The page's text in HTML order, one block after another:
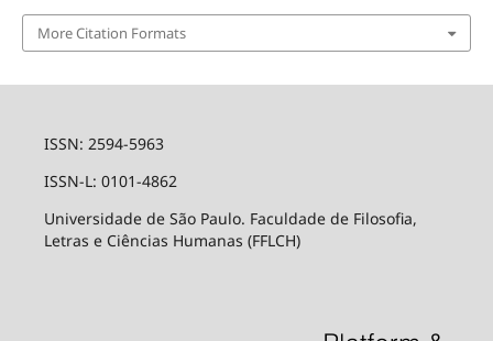
More Citation Formats
ISSN: 2594-5963
ISSN-L: 0101-4862
Universidade de São Paulo. Faculdade de Filosofia,
Letras e Ciências Humanas (FFLCH)